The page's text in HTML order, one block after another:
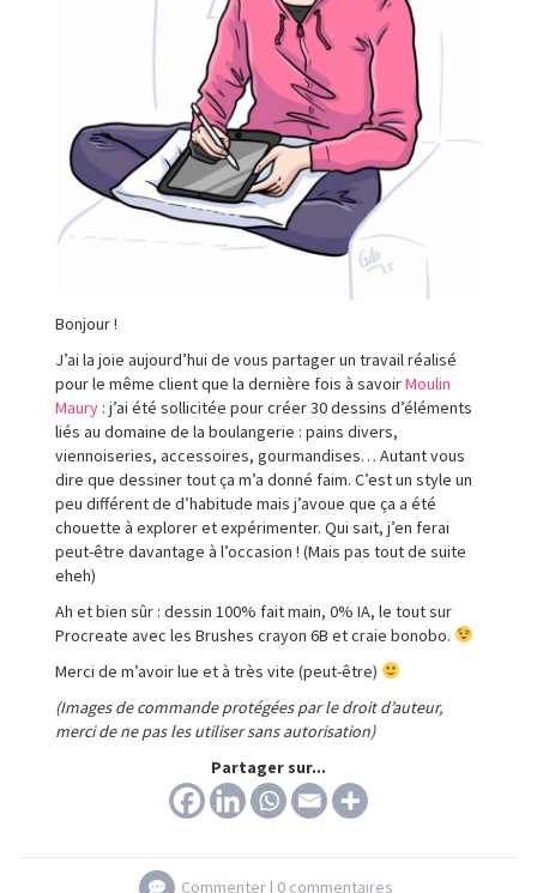
Bonjour !
J’ai la joie aujourd’hui de vous partager un travail réalisé
pour le même client que la dernière fois à savoirMoulin
Maury : j’ai été sollicitée pour créer 30 dessins d’éléments
liés au domaine de la boulangerie : pains divers,
viennoiseries, accessoires, gourmandises… Autant vous
dire que dessiner tout ça m’a donné faim. C’est un style un
peu différent de d’habitude mais j’avoue que ça a été
chouette à explorer et expérimenter. Qui sait, j’en ferai
peut-être davantage à l’occasion ! (Mais pas tout de suite
eheh)
Ah et bien sûr : dessin 100% fait main, 0% IA, le tout sur
Procreate avec les Brushes crayon 6B et craie bonobo.
Merci de m’avoir lue et à très vite (peut-être)
(Images de commande protégées par le droit d’auteur,
merci de ne pas les utiliser sans autorisation)
Partager sur...
Commenter | 0 commentaires